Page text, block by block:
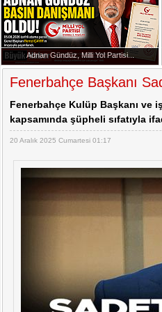
Cem
Başkan
20:07 -
Adnan Gündüz, Milli Yol Partisi...
Fenerbahçe Başkanı
Fenerbahçe Kulüp Başkanı ve
kapsamında şüpheli sıfatıyla
20 Aralık 2025 Cumartesi 01:17